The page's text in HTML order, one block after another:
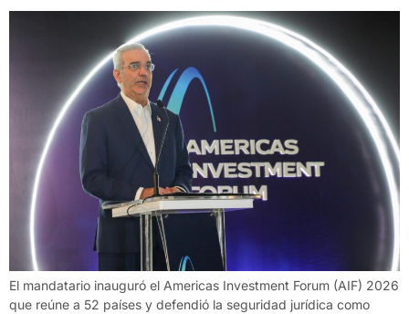
El mandatario inauguró el Americas Investment Forum (AIF) 2026
que reúne a 52 países y defendió la seguridad jurídica como